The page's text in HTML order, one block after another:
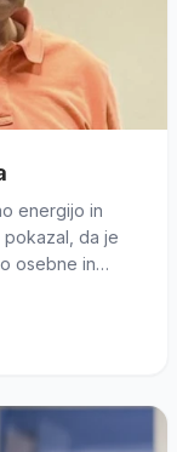
energijo in
pokazal, da je
osebne in